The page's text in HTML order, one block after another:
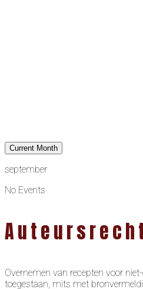
Current Month
september
No Events
Overnemen van recepten voor
toegestaan, mits met